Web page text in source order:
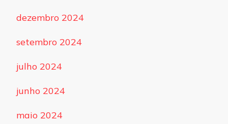
dezembro 2024
setembro 2024
julho 2024
junho 2024
maio 2024